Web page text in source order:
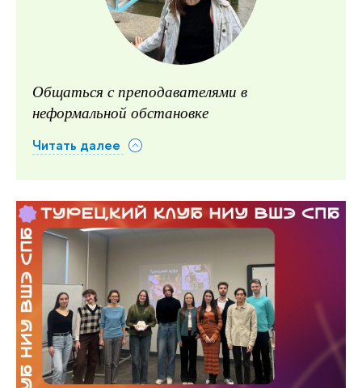
Общаться с преподавателями в
неформальной обстановке
Читать далее